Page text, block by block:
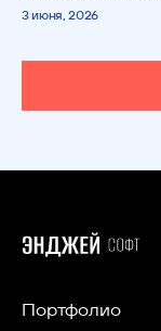
3 июня, 2026
Портфолио